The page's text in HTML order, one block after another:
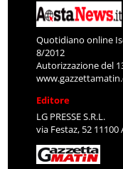
Quotidiano online
8/2012
Autorizzazione del
Editore
LG PRESSE S.R.L.
via Festaz, 52 11100